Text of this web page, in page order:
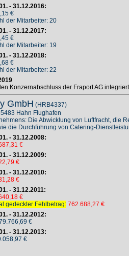
- 31.12.2016:
€
der Mitarbeiter: 20
- 31.12.2017:
€
der Mitarbeiter: 19
- 31.12.2018:
€
der Mitarbeiter: 22
Konzernabschluss der Fraport AG integriert
GmbH (HRB4337)
Hahn Flughafen
Die Abwicklung von Luftfracht, die
die Durchführung von Catering-
- 31.12.2008:
€
- 31.12.2009:
€
- 31.12.2010:
€
- 31.12.2011:
€
gedeckter Fehlbetrag: 762.688,27 €
- 31.12.2012:
€
- 31.12.2013:
€